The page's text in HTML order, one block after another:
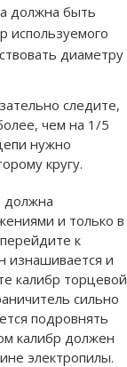
должна быть
используемого
диаметру
следите,
чем на 1/5
нужно
кругу.
должна
и только в
к
изнашивается и
калибр торцевой
сильно
подровнять
калибр должен
электропилы.